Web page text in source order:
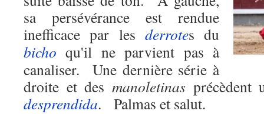
sa persévérance est rendue
inefficace par les derrotes du
bicho qu'il ne parvient pas à
canaliser.
Une dernière série à
droite et des manoletinas précèdent
desprendida.
Palmas et salut.